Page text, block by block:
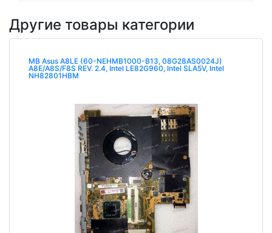
Другие товары категории
MB Asus A8LE (60-NEHMB1000-B13, 08G28AS0024J)
A8E/A8S/F8S REV. 2.4, Intel LE82G960, Intel SLA5V, Intel
NH82801HBM